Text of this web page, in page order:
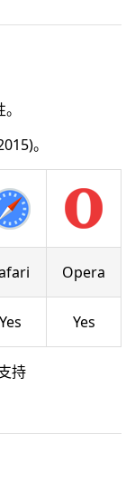
。
Opera
Yes Yes
持